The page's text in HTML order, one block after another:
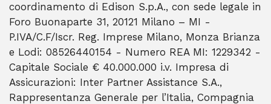
coordinamento di Edison S.p.A., con sede legale in
Foro Buonaparte 31, 20121 Milano – MI -
P.IVA/C.F/Iscr. Reg. Imprese Milano, Monza Brianza
e Lodi: 08526440154 - Numero REA MI: 1229342 -
Capitale Sociale € 40.000.000 i.v. Impresa di
Assicurazioni: Inter Partner Assistance S.A.,
Rappresentanza Generale per l’Italia, Compagnia